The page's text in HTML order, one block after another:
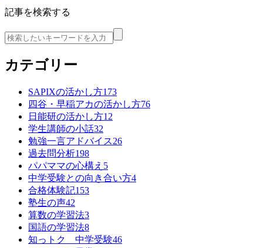
記事を検索する
カテゴリー
SAPIXの活かし方173
四谷・早稲アカの活かし方76
日能研の活かし方12
学生講師の小話32
勉強一言アドバイス26
過去問分析198
パパママの心構え 5
中学受験との向き合い方4
合格体験記153
塾生の声42
算数の学習法3
国語の学習法8
知っトク 中学受験46